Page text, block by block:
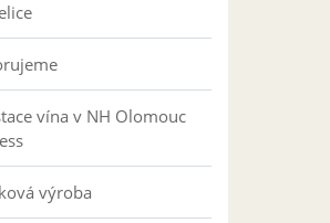
vína v NH Olomouc
výroba